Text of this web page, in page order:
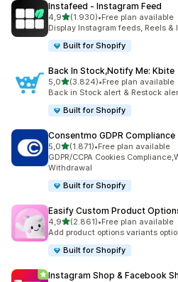
Instafeed ‑ Instagram Feed
4,9stelle su 5
(1.930)
1930 recensioni totali
•Free plan available
Display Instagram feeds, Reels &
Built for Shopify
Back In Stock,Notify Me: Kbite
5,0stelle su 5
(3.824)
3824 recensioni totali
•Free plan available
Back in Stock alert & Restock
Built for Shopify
Consentmo GDPR Compliance
5,0stelle su 5
(1.871)
1871 recensioni totali
•Free plan available
GDPR/CCPA Cookies
Withdrawal
Built for Shopify
Easify Custom Product
4,9stelle su 5
(2.861)
2861 recensioni totali
•Free plan available
Add product options variants
Built for Shopify
Instagram Shop & Facebook